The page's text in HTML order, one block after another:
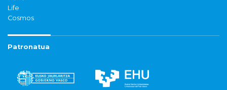
Life
Cosmos
Patronatua